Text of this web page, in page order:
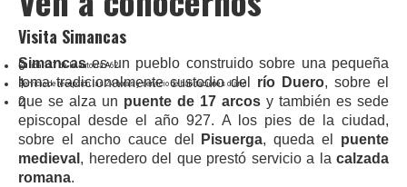
Salida 137 de la autovía A62
Servicio de recepción las 24 horas y servicio de habitaciones diario
0
1
2
Visita Simancas
Simancases un pueblo construido sobre una pequeña
loma tradicionalmente custodio del río Duero, sobre el
que se alza un puente de 17 arcos y también es sede
episcopal desde el año 927. A los pies de la ciudad,
sobre el ancho cauce del
Pisuerga, queda el puente
medieval , heredero del que prestó servicio a la calzada
romana.